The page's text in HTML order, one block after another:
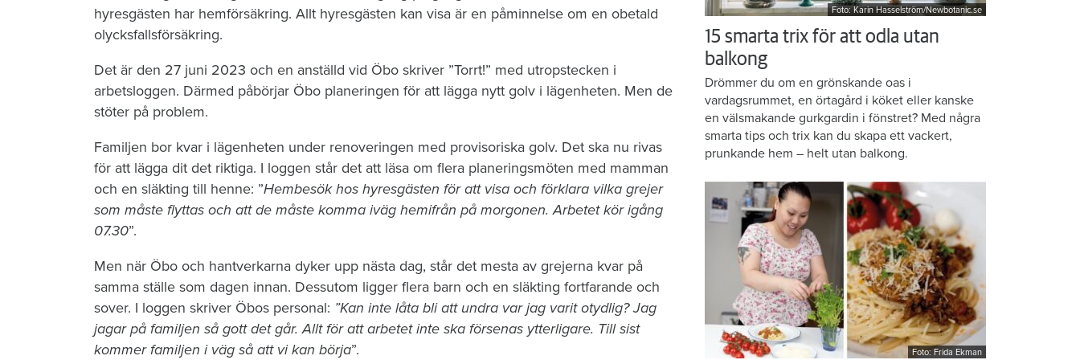
hyresgästen har hemförsäkring. Allt hyresgästen kan visa är en påminnelse om en obetald
olycksfallsförsäkring.
Det är den 27 juni 2023 och en anställd vid Öbo skriver ”Torrt!” med utropstecken i
arbetsloggen. Därmed påbörjar Öbo planeringen för att lägga nytt golv i lägenheten. Men de
stöter på problem.
Familjen bor kvar i lägenheten under renoveringen med provisoriska golv. Det ska nu rivas
för att lägga dit det riktiga. I loggen står det att läsa om flera planeringsmöten med mamman
och en släkting till henne: ”Hembesök hos hyresgästen för att visa och förklara vilka grejer
som måste flyttas och att de måste komma iväg hemifrån på morgonen. Arbetet kör igång
07.30”.
Men när Öbo och hantverkarna dyker upp nästa dag, står det mesta av grejerna kvar på
samma ställe som dagen innan. Dessutom ligger flera barn och en släkting fortfarande och
sover. I loggen skriver Öbos personal: ”Kan inte låta bli att undra var jag varit otydlig? Jag
jagar på familjen så gott det går. Allt för att arbetet inte ska försenas ytterligare. Till sist
kommer familjen i väg så att vi kan börja”.
Foto: Karin Hasselström/Newbotanic.se
15 smarta trix för att odla utan
balkong
Drömmer du om en grönskande oas i
vardagsrummet, en örtagård i köket eller kanske
en välsmakande gurkgardin i fönstret? Med några
smarta tips och trix kan du skapa ett vackert,
prunkande hem – helt utan balkong.
Foto: Frida Ekman